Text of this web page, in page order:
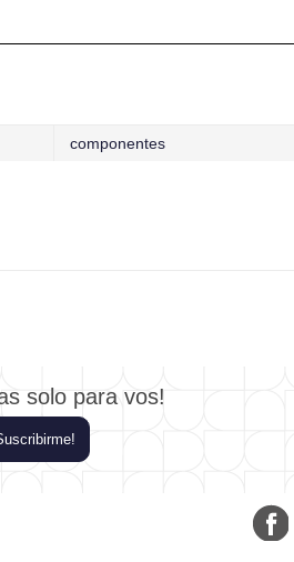
componentes
solo para vos!